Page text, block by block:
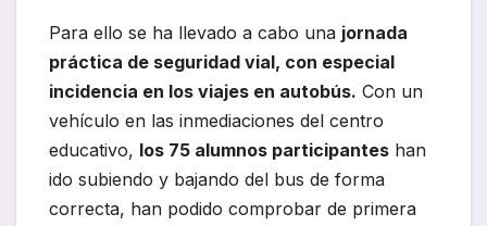
Para ello se ha llevado a cabo una jornada
práctica de seguridad vial, con especial
incidencia en los viajes en autobús. Con un
vehículo en las inmediaciones del centro
educativo, los 75 alumnos participantes han
ido subiendo y bajando del bus de forma
correcta, han podido comprobar de primera